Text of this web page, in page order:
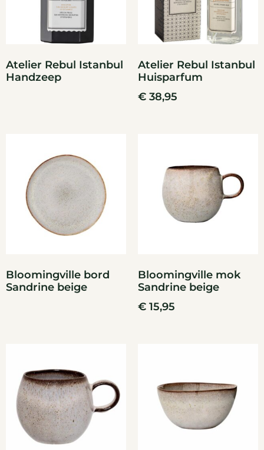
Atelier Rebul Istanbul
Handzeep
Atelier Rebul Istanbul
Huisparfum
€ 38,95
Bloomingville bord
Sandrine beige
Bloomingville mok
Sandrine beige
€ 15,95